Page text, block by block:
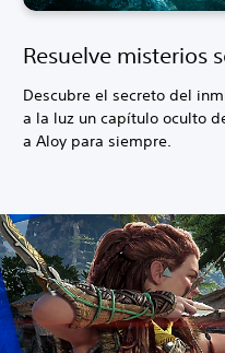
Resuelve misterios
Descubre el secreto del
a la luz un capítulo oculto
a Aloy para siempre.